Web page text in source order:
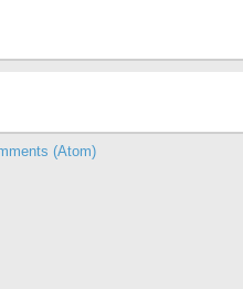
(Atom)